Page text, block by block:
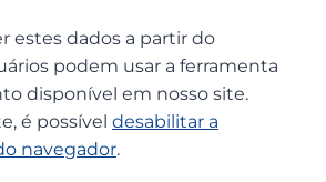
estes dados a partir do
podem usar a ferramenta
disponível em nosso site.
é possível desabilitar a
navegador.